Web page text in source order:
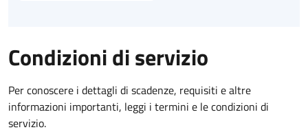
Condizioni di servizio
Per conoscere i dettagli di scadenze, requisiti e altre
informazioni importanti, leggi i termini e le condizioni di
servizio.